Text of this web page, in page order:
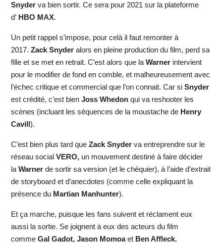
Snyderva bien sortir. Ce sera pour 2021 sur la plateforme
d’ HBO MAX.
Un petit rappel s’impose, pour celà il faut remonter à
2017. Zack Snyderalors en pleine production du film, perd sa
fille et se met en retrait. C’est alors que la Warnerintervient
pour le modifier de fond en comble, et malheureusement avec
l’échec critique et commercial que l’on connait. Car si Snyder
est crédité, c’est bien Joss Whedonqui va reshooter les
scènes (incluant les séquences de la moustache de Henry
Cavill).
C’est bien plus tard que Zack Snyderva entreprendre sur le
réseau social VERO, un mouvement destiné à faire décider
la Warnerde sortir sa version (et le chéquier), à l’aide d’extrait
de storyboard et d’anecdotes (comme celle expliquant la
présence du Martian Manhunter).
Et ça marche, puisque les fans suivent et réclament eux
aussi la sortie. Se joignent à eux des acteurs du film
comme Gal Gadot, Jason Momoaet Ben Affleck.